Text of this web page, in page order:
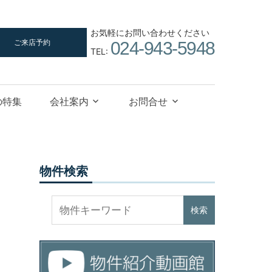
ご来店予約
お気軽にお問い合わせください
TEL: 024-943-5948
集 会社案内 お問合せ
物件検索